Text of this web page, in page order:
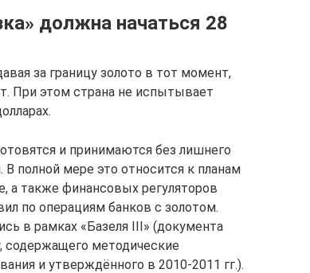
должна начаться 28
за границу золото в тот момент,
При этом страна не испытывает
и принимаются без лишнего
полной мере это относится к планам
а также финансовых регуляторов
по операциям банков с золотом.
в рамках «Базеля III» (документа
содержащего методические
и утверждённого в 2010-2011 гг.).